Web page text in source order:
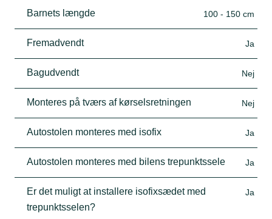
Barnets længde 100 - 150 cm
Fremadvendt Ja
Bagudvendt Nej
Monteres på tværs af kørselsretningen Nej
Autostolen monteres med isofix Ja
Autostolen monteres med bilens trepunktssele Ja
Er det muligt at installere isofixsædet med
trepunktsselen?
Ja